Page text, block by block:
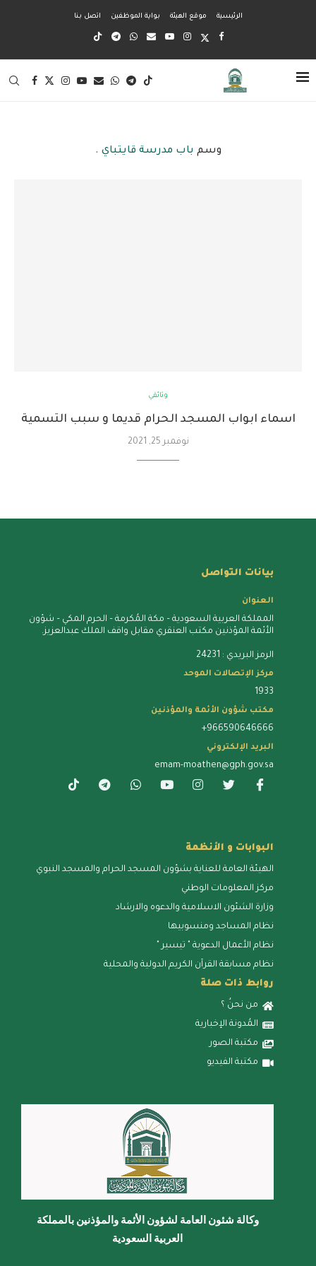
الرئيسية موقع الهيئة بواية الموظفين اتصل بنا
وسم باب مدرسة قايتباي .
وثائقي
اسماء ابواب المسجد الحرام قديما و سبب التسمية
نوفمبر 25, 2021
بيانات التواصل
العنوان
المملكة العربية السعودية – مكة المُكرمة – الحرم المكي – شؤون
الأئمة المؤذنين مكتب العنقري مقابل واقف الملك عبدالعزيز.
الرمز البريدي : 24231
مركز الإتصالات الموحد
1933
مكتب شؤون الأئمة والمؤذنين
+966590646666
البريد الإلكتروني
emam-moathen@gph.gov.sa
البوابات و الأنظمة
الهيئة العامة للعناية بشؤون المسجد الحرام والمسجد النبوي
مركز المعلومات الوطني
وزارة الشئون الاسلامية والدعوه والارشاد
نظام المساجد ومنسوبيها
نظام الأعمال الدعوية " تيسير "
نظام مسابقة القرآن الكريم الدولية والمحلية
روابط ذات صلة
من نحنُ ؟
المُدونة الإخبارية
مكتبة الصور
مكتبة الفيديو
وكالة شئون العامة لشؤون الأئمة والمؤذنين بالمملكة
العربية السعودية